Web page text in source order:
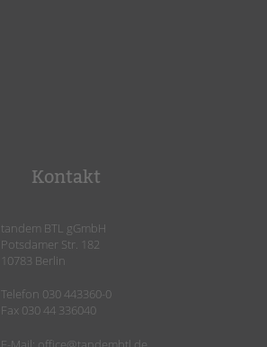
Kontakt
tandem BTL gGmbH
Potsdamer Str. 182
10783 Berlin
Telefon 030 443360-0
Fax 030 44 336040